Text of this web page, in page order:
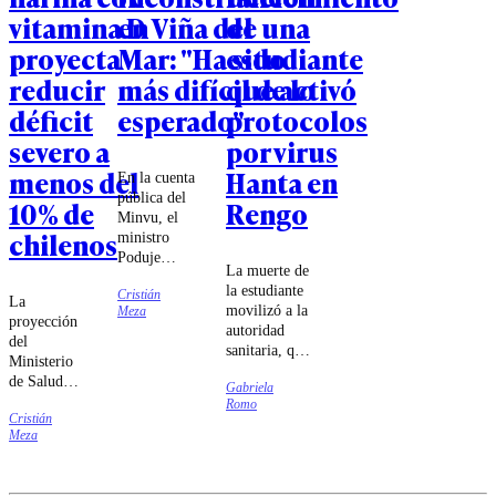
vitamina D
proyecta
reducir
déficit
severo a
menos del
10% de
chilenos
La
proyección
del
Ministerio
de Salud
una brecha
actual que
Cristián
Meza
en Viña del
Mar: "Ha sido
más difícil de lo
esperado"
En la cuenta
pública del
Minvu, el
ministro
Poduje
la
recuperación
Cristián
Meza
de una
estudiante
que activó
protocolos
por virus
Hanta en
Rengo
La muerte de
la estudiante
movilizó a la
autoridad
sanitaria, que
diligencias
para
del
Gabriela
Romo